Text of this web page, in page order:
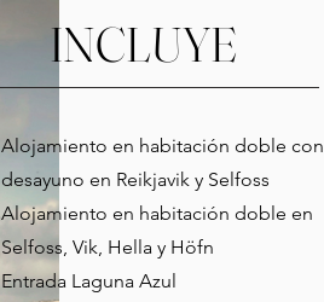
INCLUYE
Alojamiento en habitación doble con
desayuno en Reikjavik y Selfoss
Alojamiento en habitación doble en
Selfoss, Vik, Hella y Höfn
Entrada Laguna Azul